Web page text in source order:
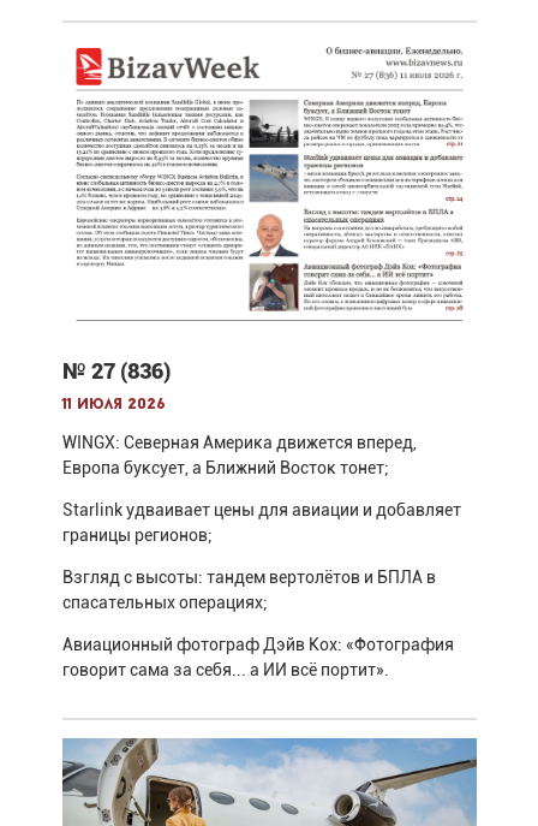
№ 27 (836)
11 июля 2026
WINGX: Северная Америка движется вперед,
Европа буксует, а Ближний Восток тонет;
Starlink удваивает цены для авиации и добавляет
границы регионов;
Взгляд с высоты: тандем вертолётов и БПЛА в
спасательных операциях;
Авиационный фотограф Дэйв Кох: «Фотография
говорит сама за себя... а ИИ всё портит».